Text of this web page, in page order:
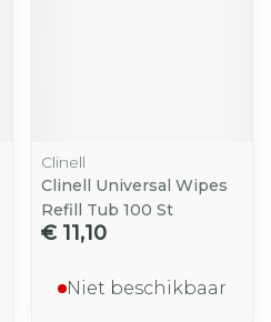
Clinell
Clinell Universal Wipes
Refill Tub 100 St
€ 11,10
Niet beschikbaar